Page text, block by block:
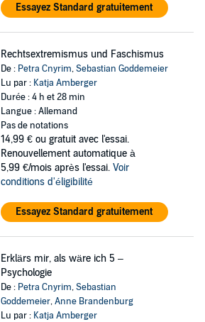
Essayez Standard gratuitement
Rechtsextremismus und Faschismus
De : Petra Cnyrim,Sebastian Goddemeier
Lu par : Katja Amberger
Durée : 4 h et 28 min
Langue : Allemand
Pas de notations
14,99 € ou gratuit avec l'essai.
Renouvellement automatique à
5,99 €/mois après l'essai. Voir
conditions d'éligibilité
Essayez Standard gratuitement
Erklärs mir, als wäre ich 5 –
Psychologie
De : Petra Cnyrim,Sebastian
Goddemeier,Anne Brandenburg
Lu par : Katja Amberger